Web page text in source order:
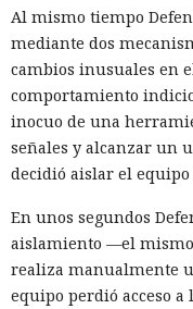
Al mismo tiempo
mediante dos
cambios inusuales en
comportamiento
inocuo de una
señales y alcanzar un
decidió aislar el equipo
En unos segundos
aislamiento —el
realiza manualmente
equipo perdió acceso